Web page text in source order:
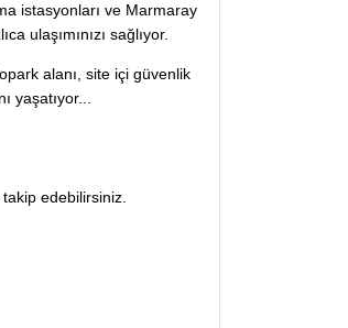
istasyonları ve Marmaray
ulaşımınızı sağlıyor.
alanı, site içi güvenlik
yaşatıyor...
edebilirsiniz.